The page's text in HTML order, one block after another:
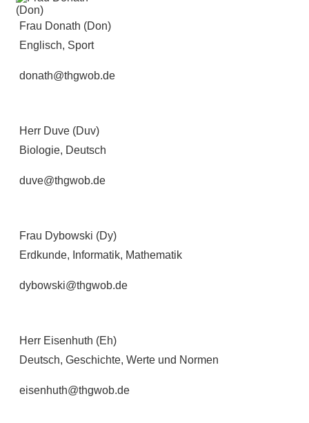
Frau Donath (Don)
Englisch, Sport
donath@thgwob.de
Herr Duve (Duv)
Biologie, Deutsch
duve@thgwob.de
Frau Dybowski (Dy)
Erdkunde, Informatik, Mathematik
dybowski@thgwob.de
Herr Eisenhuth (Eh)
Deutsch, Geschichte, Werte und Normen
eisenhuth@thgwob.de